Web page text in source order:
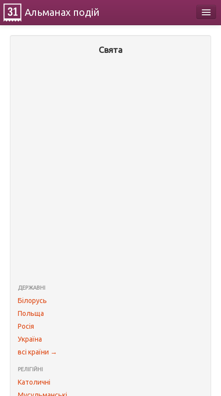
Альманах подій
Свята
ДЕРЖАВНІ
Білорусь
Польща
Росія
Україна
всі країни →
РЕЛІГІЙНІ
Католичні